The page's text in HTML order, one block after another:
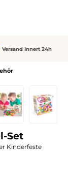
Versand Innert 24h
Set
Kinderfeste